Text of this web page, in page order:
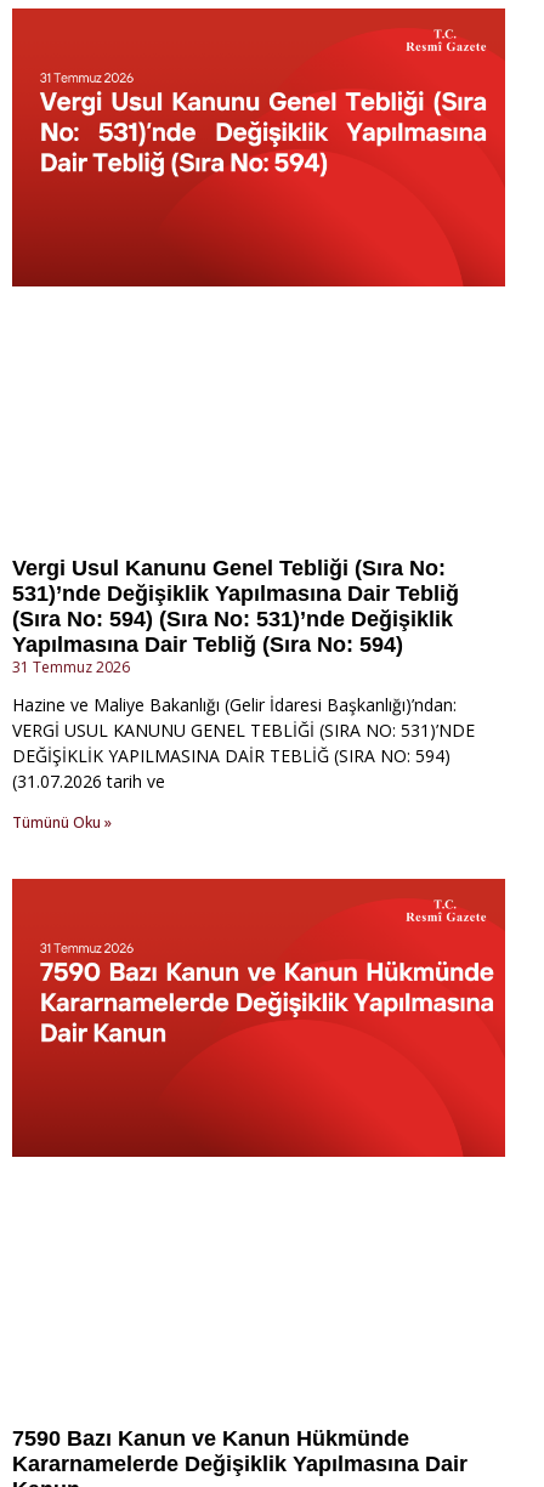
Vergi Usul Kanunu Genel Tebliği (Sıra No:
531)’nde Değişiklik Yapılmasına Dair Tebliğ
(Sıra No: 594) (Sıra No: 531)’nde Değişiklik
Yapılmasına Dair Tebliğ (Sıra No: 594)
31 Temmuz 2026
Hazine ve Maliye Bakanlığı (Gelir İdaresi Başkanlığı)’ndan:
VERGİ USUL KANUNU GENEL TEBLİĞİ (SIRA NO: 531)’NDE
DEĞİŞİKLİK YAPILMASINA DAİR TEBLİĞ (SIRA NO: 594)
(31.07.2026 tarih ve
Tümünü Oku »
7590 Bazı Kanun ve Kanun Hükmünde
Kararnamelerde Değişiklik Yapılmasına Dair